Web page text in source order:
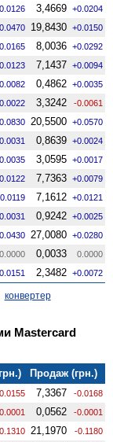
3,4669 +0.0204
19,8430 +0.0150
8,0036 +0.0292
7,1437 +0.0094
0,4862 +0.0035
3,3242 -0.0061
20,5500 +0.0570
0,8639 +0.0024
3,0595 +0.0017
7,7363 +0.0079
7,1612 +0.0121
0,9242 +0.0025
27,0080 +0.0280
0.0000 0,0033 0.0000
2,3482 +0.0072
конвертер
Mastercard
Продаж (грн.)
7,3367 -0.0168
0,0562 -0.0001
21,1970 -0.1180